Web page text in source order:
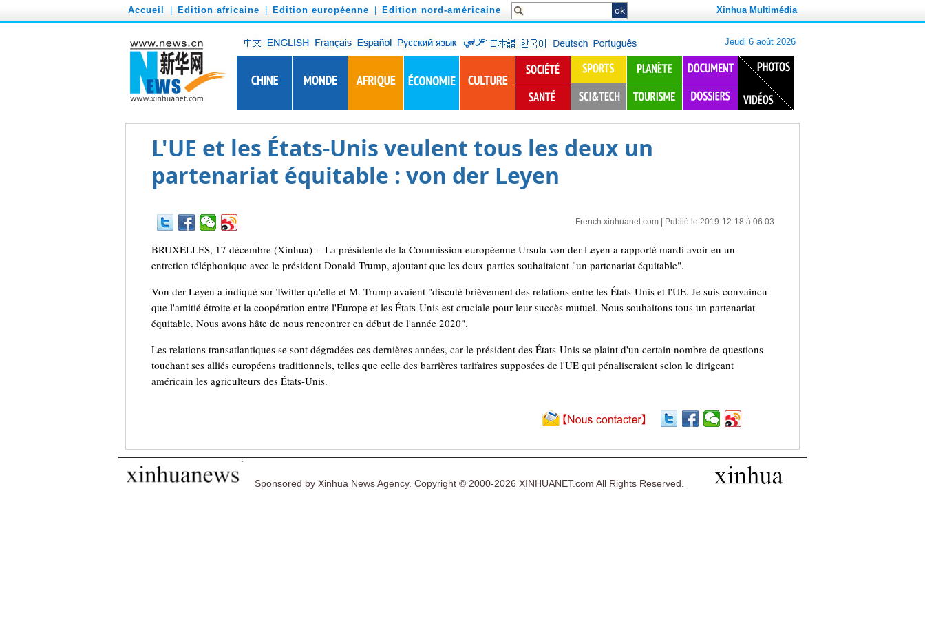
Accueil Edition africaine Edition européenne Edition nord-américaine Xinhua Multimédia
L'UE et les États-Unis veulent tous les deux un
partenariat équitable : von der Leyen
French.xinhuanet.com| Publié le 2019-12-18 à 06:03
BRUXELLES, 17 décembre (Xinhua) -- La présidente de la Commission européenne Ursula von der Leyen a rapporté mardi avoir eu un
entretien téléphonique avec le président Donald Trump, ajoutant que les deux parties souhaitaient "un partenariat équitable".
Von der Leyen a indiqué sur Twitter qu'elle et M. Trump avaient "discuté brièvement des relations entre les États-Unis et l'UE. Je suis convaincu
que l'amitié étroite et la coopération entre l'Europe et les États-Unis est cruciale pour leur succès mutuel. Nous souhaitons tous un partenariat
équitable. Nous avons hâte de nous rencontrer en début de l'année 2020".
Les relations transatlantiques se sont dégradées ces dernières années, car le président des États-Unis se plaint d'un certain nombre de questions
touchant ses alliés européens traditionnels, telles que celle des barrières tarifaires supposées de l'UE qui pénaliseraient selon le dirigeant
américain les agriculteurs des États-Unis.
Sponsored by Xinhua News Agency. Copyright © 2000-2026 XINHUANET.com All Rights Reserved.